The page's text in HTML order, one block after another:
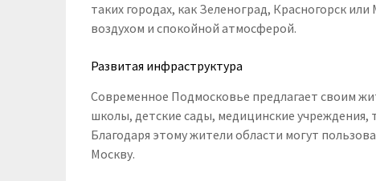
таких городах, как Зеленоград, Красногорск
воздухом и спокойной атмосферой.
Развитая инфраструктура
Современное Подмосковье предлагает своим
школы, детские сады, медицинские
Благодаря этому жители области могут
Москву.